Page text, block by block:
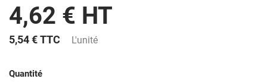
4,62 € HT
5,54 €TTC L'unité
Quantité